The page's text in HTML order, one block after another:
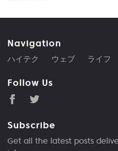
Navigation
ハイテク ウェブ ライフ
Follow Us
Subscribe
Get all the latest posts